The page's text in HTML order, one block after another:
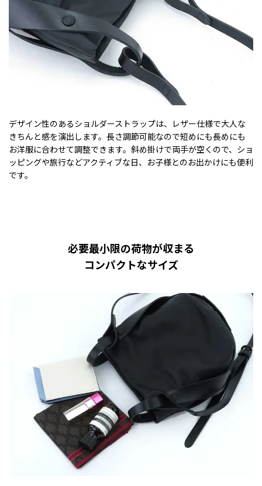
デザイン性のあるショルダーストラップは、レザー仕様で大人な
きちんと感を演出します。長さ調節可能なので短めにも長めにも
お洋服に合わせて調整できます。斜め掛けで両手が空くので、ショ
ッピングや旅行などアクティブな日、お子様とのお出かけにも便利
です。
必要最小限の荷物が収まる
コンパクトなサイズ